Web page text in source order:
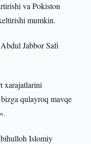
va Pokiston
mumkin.
Jabbor Safi
xarajatlarini
qulayroq mavqe
Islomiy